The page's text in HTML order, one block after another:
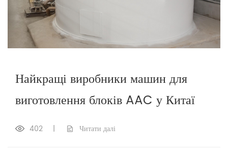
Найкращі виробники машин для
виготовлення блоків AAC у Китаї
402 | Читати далі